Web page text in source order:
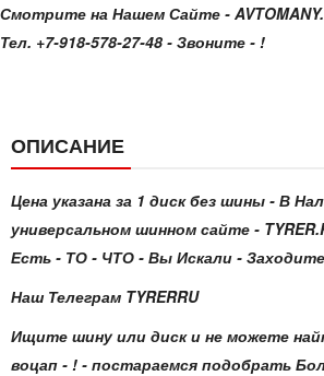
Смотрите на Нашем Сайте -
Тел. +7-918-578-27-48 - Звоните - !
ОПИСАНИЕ
Цена указана за 1 диск без шины - В
универсальном шинном сайте -
Есть - ТО - ЧТО - Вы Искали -
Наш Телеграм TYRERRU
Ищите шину или диск и не можете
воцап - ! - постараемся подобрать